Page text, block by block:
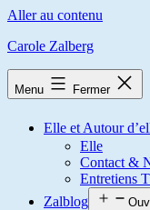
Aller au contenu
Carole Zalberg
Menu Fermer
Elle et Autour
Elle
Contact &
Entretiens
Zalblog